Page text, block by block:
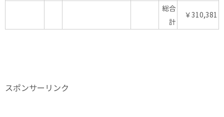
総合
計
￥310,381
スポンサーリンク